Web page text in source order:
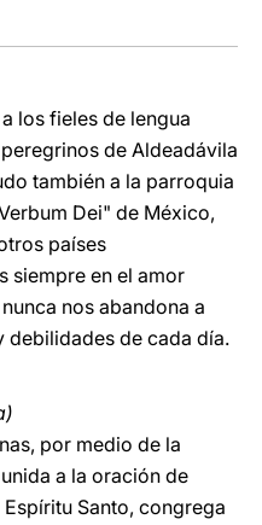
los fieles de lengua
de Aldeadávila
también a la parroquia
Dei" de México,
países
siempre en el amor
nos abandona a
debilidades de cada día.
por medio de la
a la oración de
Santo, congrega